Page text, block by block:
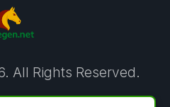
All Rights Reserved.